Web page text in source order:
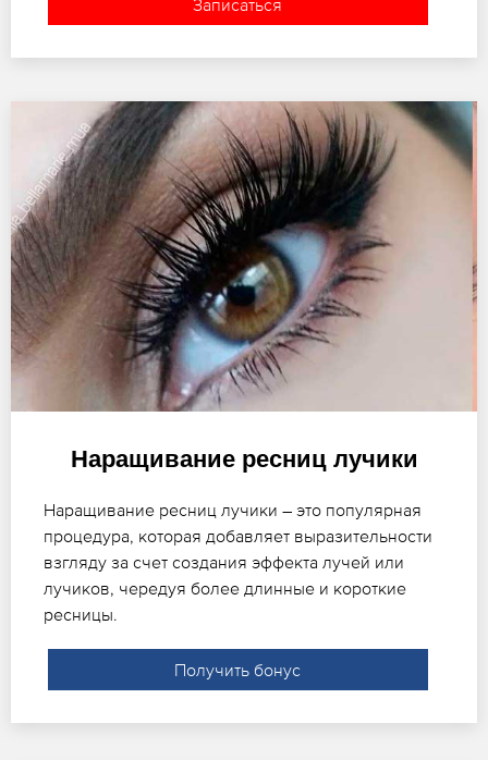
Записаться
Наращивание ресниц лучики
Наращивание ресниц лучики – это популярная
процедура, которая добавляет выразительности
взгляду за счет создания эффекта лучей или
лучиков, чередуя более длинные и короткие
ресницы.
Получить бонус